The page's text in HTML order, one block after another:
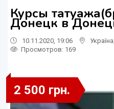
Курсы
Донецк в
10.11.2020, 19:06 Україна
Просмотров: 169
2 500 грн.